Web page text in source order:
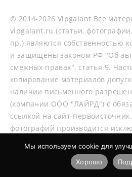
© 2014-2026 Vipgalant Все
vipgalant.ru (статьи,
пр.) являются
и защищены законом РФ "Об
смежных правах", статья 9.
копирование материалов
наличии письменного
(компании ООО "ЛАЙРД") с
ссылкой на сайт-
фотографий производится
Мы используем cookie для
Хорошо